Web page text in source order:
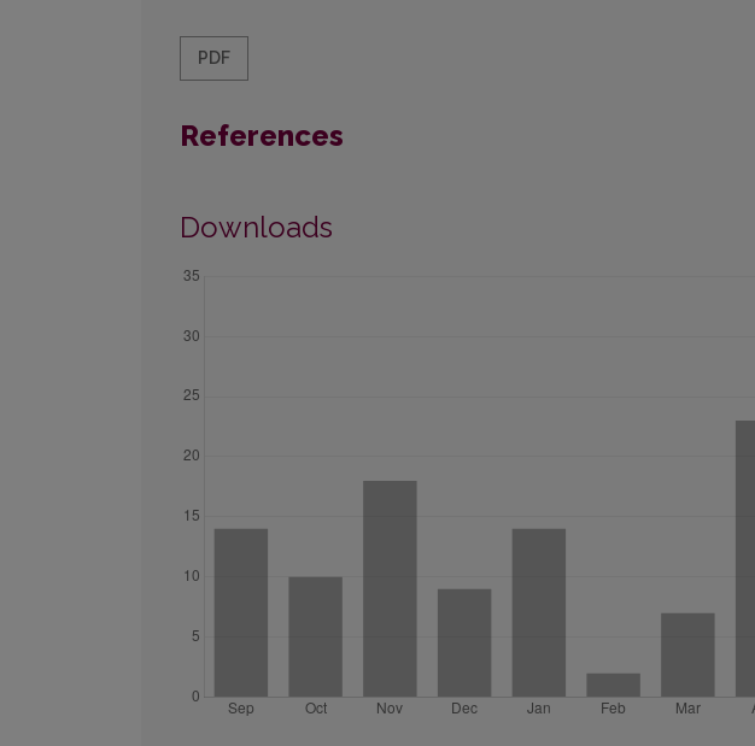
PDF
References
Downloads